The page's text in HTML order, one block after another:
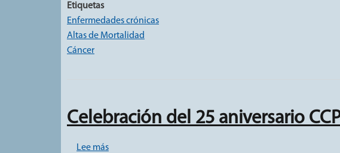
Etiquetas
Enfermedades crónicas
Altas de Mortalidad
Cáncer
Celebración del 25 aniversario
Lee mássobre Celebración del 25 aniversario CCP